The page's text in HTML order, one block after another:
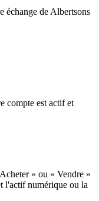
échange de Albertsons
compte est actif et
» ou « Vendre »
l'actif numérique ou la